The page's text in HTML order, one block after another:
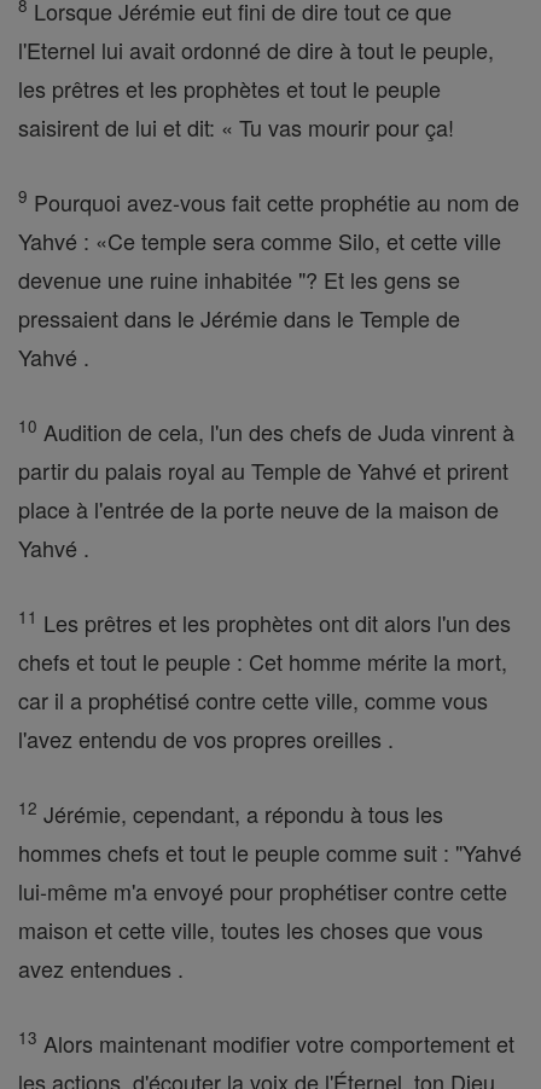
8 Lorsque Jérémie eut fini de dire tout ce que
l'Eternel lui avait ordonné de dire à tout le peuple,
les prêtres et les prophètes et tout le peuple
saisirent de lui et dit: « Tu vas mourir pour ça!
9 Pourquoi avez-vous fait cette prophétie au nom de
Yahvé : «Ce temple sera comme Silo, et cette ville
devenue une ruine inhabitée "? Et les gens se
pressaient dans le Jérémie dans le Temple de
Yahvé .
10 Audition de cela, l'un des chefs de Juda vinrent à
partir du palais royal au Temple de Yahvé et prirent
place à l'entrée de la porte neuve de la maison de
Yahvé .
11 Les prêtres et les prophètes ont dit alors l'un des
chefs et tout le peuple : Cet homme mérite la mort,
car il a prophétisé contre cette ville, comme vous
l'avez entendu de vos propres oreilles .
12 Jérémie, cependant, a répondu à tous les
hommes chefs et tout le peuple comme suit : "Yahvé
lui-même m'a envoyé pour prophétiser contre cette
maison et cette ville, toutes les choses que vous
avez entendues .
13 Alors maintenant modifier votre comportement et
les actions, d'écouter la voix de l'Éternel, ton Dieu,